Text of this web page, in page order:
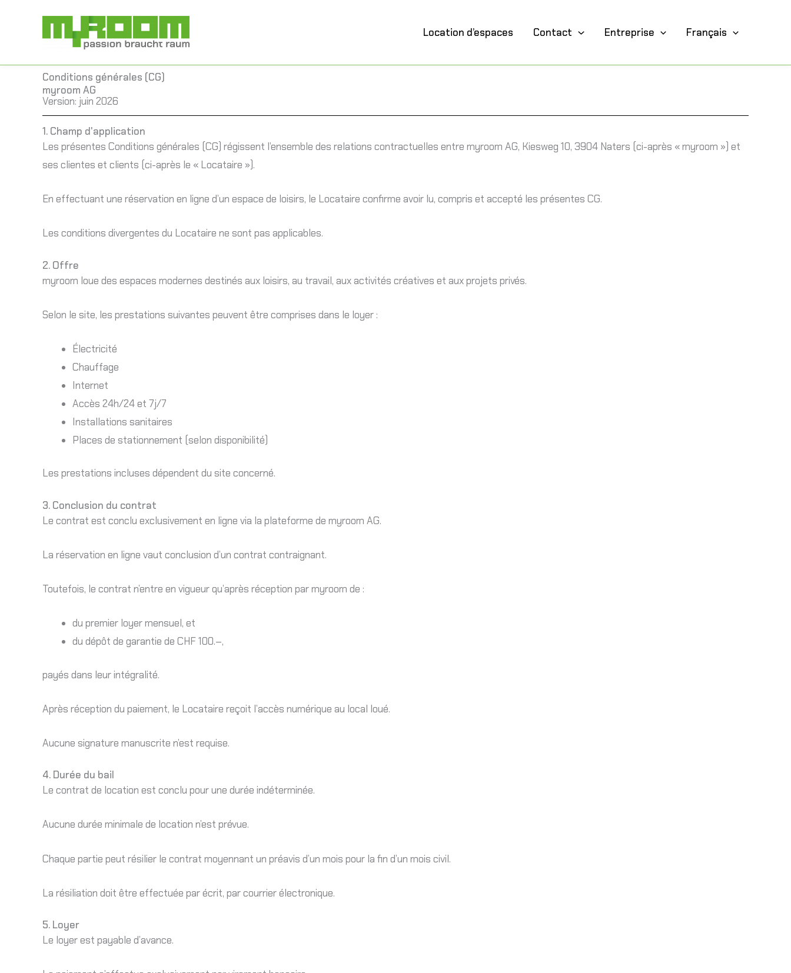
Location d’espaces Contact Entreprise Français
Conditions générales (CG)
myroom AG
Version: juin 2026
1. Champ d'application
Les présentes Conditions générales (CG) régissent l’ensemble des relations contractuelles entre myroom AG, Kiesweg 10, 3904 Naters (ci-après « myroom ») et
ses clientes et clients (ci-après le « Locataire »).
En effectuant une réservation en ligne d’un espace de loisirs, le Locataire confirme avoir lu, compris et accepté les présentes CG.
Les conditions divergentes du Locataire ne sont pas applicables.
2. Offre
myroom loue des espaces modernes destinés aux loisirs, au travail, aux activités créatives et aux projets privés.
Selon le site, les prestations suivantes peuvent être comprises dans le loyer :
Électricité
Chauffage
Internet
Accès 24h/24 et 7j/7
Installations sanitaires
Places de stationnement (selon disponibilité)
Les prestations incluses dépendent du site concerné.
3. Conclusion du contrat
Le contrat est conclu exclusivement en ligne via la plateforme de myroom AG.
La réservation en ligne vaut conclusion d’un contrat contraignant.
Toutefois, le contrat n’entre en vigueur qu’après réception par myroom de :
du premier loyer mensuel, et
du dépôt de garantie de CHF 100.–,
payés dans leur intégralité.
Après réception du paiement, le Locataire reçoit l’accès numérique au local loué.
Aucune signature manuscrite n’est requise.
4. Durée du bail
Le contrat de location est conclu pour une durée indéterminée.
Aucune durée minimale de location n’est prévue.
Chaque partie peut résilier le contrat moyennant un préavis d’un mois pour la fin d’un mois civil.
La résiliation doit être effectuée par écrit, par courrier électronique.
5. Loyer
Le loyer est payable d’avance.